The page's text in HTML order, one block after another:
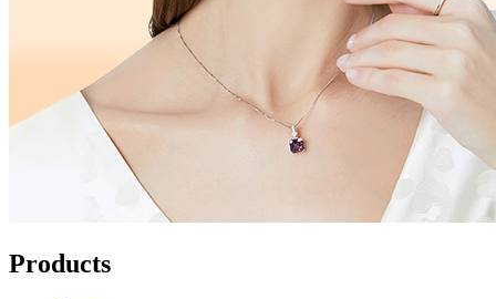
Products